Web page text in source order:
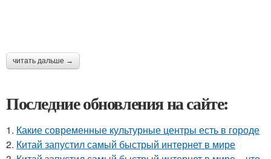
читать дальше →
Последние обновления на сайте:
1. Какие современные культурные центры есть в городе
2. Китай запустил самый быстрый интернет в мире